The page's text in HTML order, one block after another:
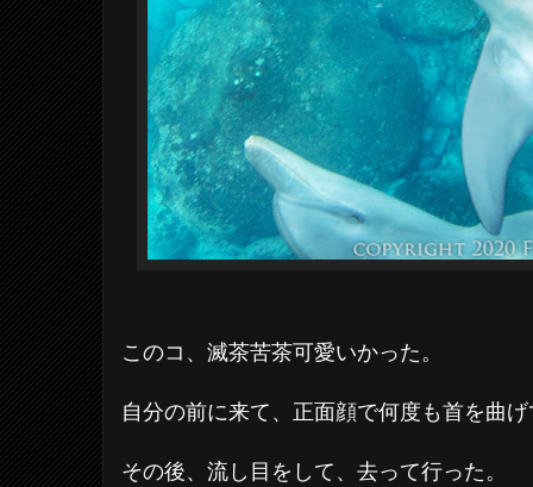
このコ、滅茶苦茶可愛いかった。
自分の前に来て、正面顔で何度も首を曲
その後、流し目をして、去って行った。